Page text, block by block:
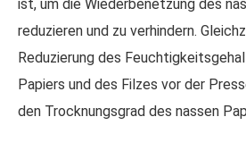
ist, um die Wiederbenetzung des
reduzieren und zu verhindern.
Reduzierung des
Papiers und des Filzes vor der
den Trocknungsgrad des nassen